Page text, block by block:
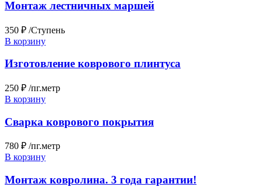
Монтаж лестничных маршей
350 ₽ /Ступень
В корзину
Изготовление коврового плинтуса
250 ₽ /пг.метр
В корзину
Сварка коврового покрытия
780 ₽ /пг.метр
В корзину
Монтаж ковролина. 3 года гарантии!